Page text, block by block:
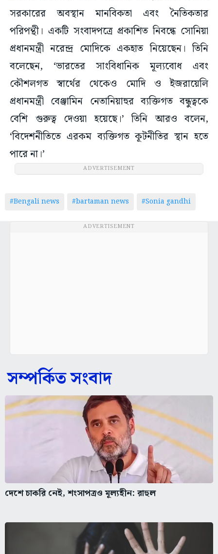
সরকারের অবস্থান মানবিকতা এবং নৈতিকতার
পরিপন্থী। একটি সংবাদপত্রে প্রকাশিত নিবন্ধে সোনিয়া
প্রধানমন্ত্রী নরেন্দ্র মোদিকে একহাত নিয়েছেন। তিনি
বলেছেন, ‘ভারতের সাংবিধানিক মূল্যবোধ এবং
কৌশলগত স্বার্থের থেকেও মোদি ও ইজরায়েলি
প্রধানমন্ত্রী বেঞ্জামিন নেতানিয়াহুর ব্যক্তিগত বন্ধুত্বকে
বেশি গুরুত্ব দেওয়া হয়েছে।’ তিনি আরও বলেন,
‘বিদেশনীতিতে এরকম ব্যক্তিগত কূটনীতির স্থান হতে
পারে না।’
ADVERTISEMENT
#Bengali news #bartaman news #Sonia gandhi
ADVERTISEMENT
সম্পর্কিত সংবাদ
দেশে চাকরি নেই, শংসাপত্রও মূল্যহীন: রাহুল